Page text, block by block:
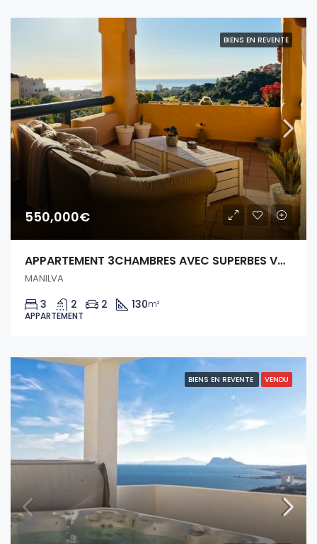
BIENS EN REVENTE
550,000€
APPARTEMENT 3CHAMBRES AVEC SUPERBES VUES!
MANILVA
3 2 2 130m²
APPARTEMENT
BIENS EN REVENTE VENDU